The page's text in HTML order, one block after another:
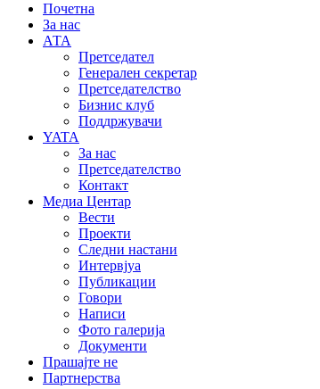
Почетна
За нас
АТА
Претседател
Генерален секретар
Претседателство
Бизнис клуб
Поддржувачи
YATA
За нас
Претседателство
Контакт
Медиа Центар
Вести
Проекти
Следни настани
Интервјуа
Публикации
Говори
Написи
Фото галерија
Документи
Прашајте не
Партнерства